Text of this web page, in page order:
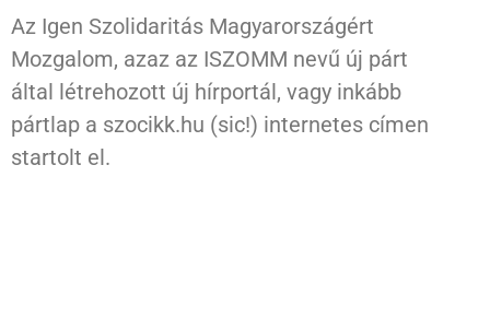
Az Igen Szolidaritás Magyarországért
Mozgalom, azaz az ISZOMM nevű új párt
által létrehozott új hírportál, vagy inkább
pártlap a szocikk.hu (sic!) internetes címen
startolt el.